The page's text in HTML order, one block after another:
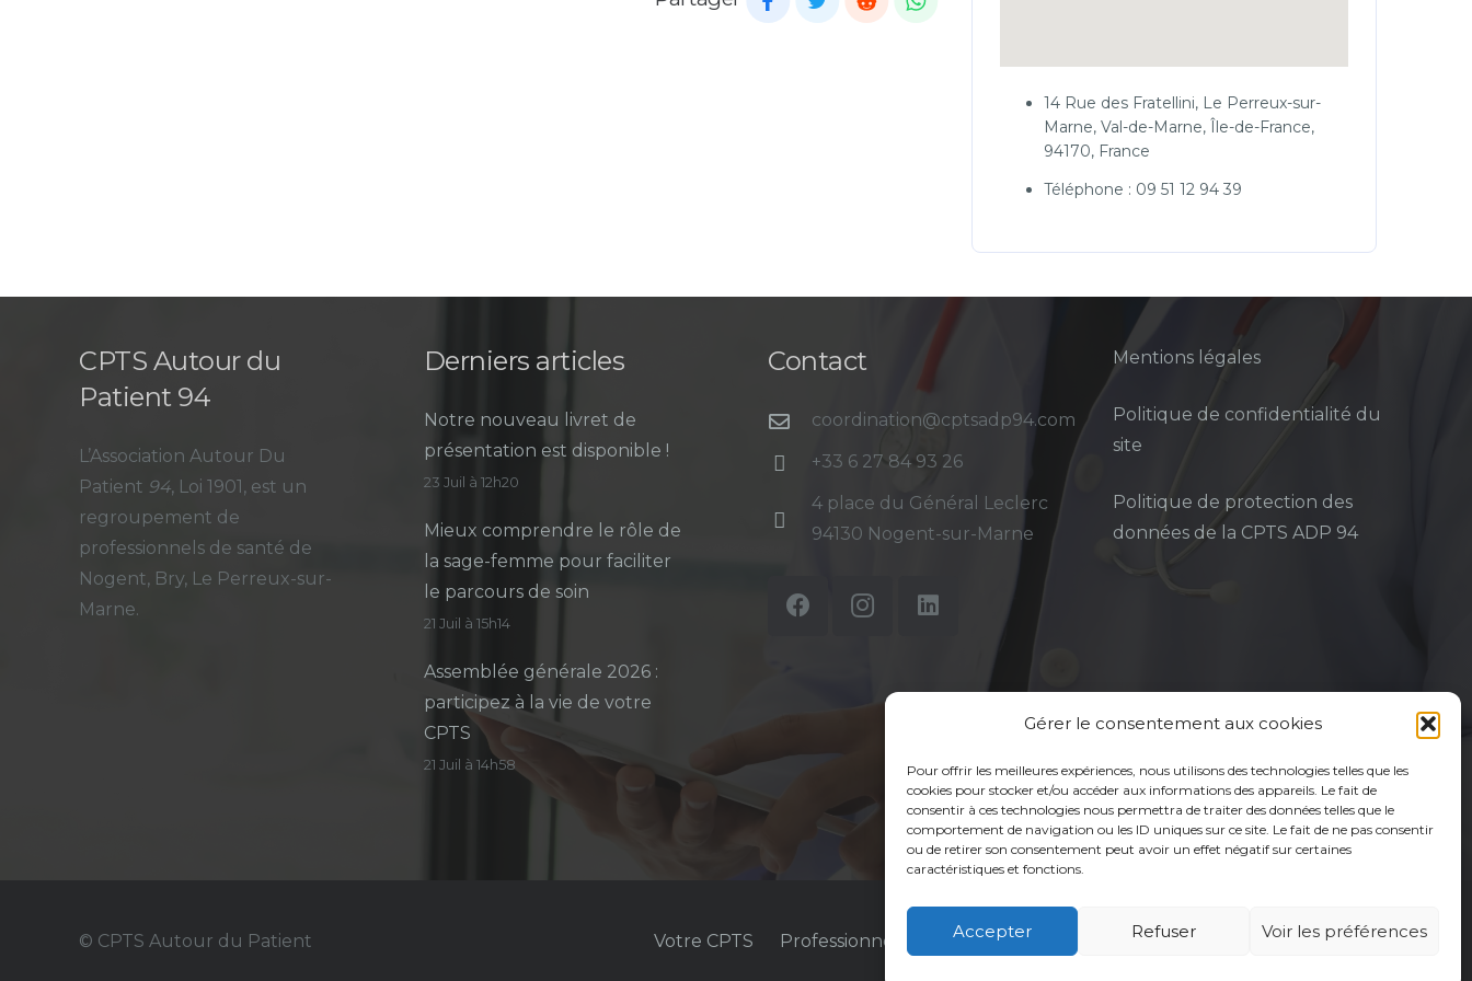
Gérer le consentement aux cookies
Pour offrir les meilleures expériences, nous utilisons des technologies telles que les
cookies pour stocker et/ou accéder aux informations des appareils. Le fait de
consentir à ces technologies nous permettra de traiter des données telles que le
comportement de navigation ou les ID uniques sur ce site. Le fait de ne pas consentir
ou de retirer son consentement peut avoir un effet négatif sur certaines
caractéristiques et fonctions.
Accepter Refuser Voir les préférences
14 Rue des Fratellini, Le Perreux-sur-
Marne, Val-de-Marne, Île-de-France,
94170, France
Téléphone : 09 51 12 94 39
CPTS Autour du
Patient 94
L’Association Autour Du
Patient 94, Loi 1901, est un
regroupement de
professionnels de santé de
Nogent, Bry, Le Perreux-sur-
Marne.
Derniers articles
Notre nouveau livret de
présentation est disponible !
23 Juil à 12h20
Mieux comprendre le rôle de
la sage-femme pour faciliter
le parcours de soin
21 Juil à 15h14
Assemblée générale 2026 :
participez à la vie de votre
CPTS
21 Juil à 14h58
Contact
coordination@cptsadp94.com
+33 6 27 84 93 26
4 place du Général Leclerc
94130 Nogent-sur-Marne
Mentions légales
Politique de confidentialité du
site
Politique de protection des
données de la CPTS ADP 94
© CPTS Autour du Patient Votre CPTS Professionnels de santé Usagers Actualités Adhérer Contact